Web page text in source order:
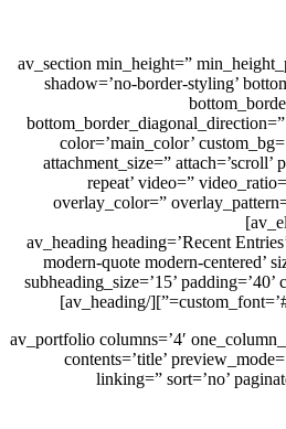
[av_section min_height=”
shadow=’no-border-styling’
color=’main_color’
attachment_size=” attach=’scroll’
repeat’ video=”
overlay_color=”
[av_heading heading=’Recent
modern-quote modern-centered’
subheading_size=’15’
[av_portfolio columns=’4′
contents=’title’
linking=” sort=’no’